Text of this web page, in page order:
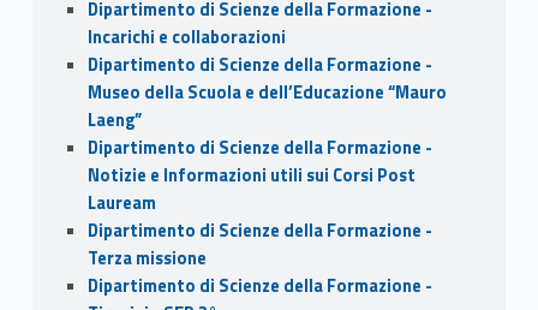
Dipartimento di Scienze della Formazione -
Incarichi e collaborazioni
Dipartimento di Scienze della Formazione -
Museo della Scuola e dell’Educazione “Mauro
Laeng”
Dipartimento di Scienze della Formazione -
Notizie e Informazioni utili sui Corsi Post
Lauream
Dipartimento di Scienze della Formazione -
Terza missione
Dipartimento di Scienze della Formazione -